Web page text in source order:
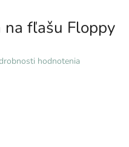
na fľašu Floppy
hodnotenia